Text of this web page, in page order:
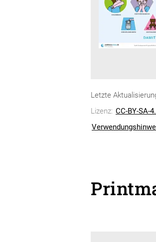
Letzte
Lizenz: CC-BY-SA-